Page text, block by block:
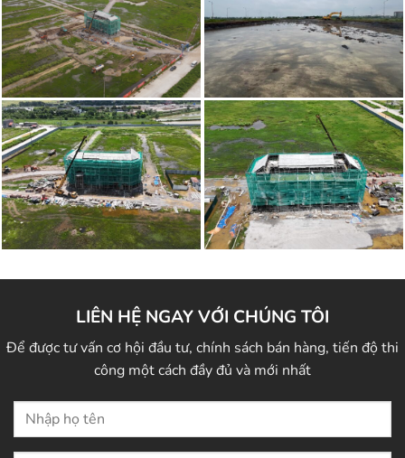
LIÊN HỆ NGAY VỚI CHÚNG TÔI
Để được tư vấn cơ hội đầu tư, chính sách bán hàng, tiến độ thi
công một cách đầy đủ và mới nhất